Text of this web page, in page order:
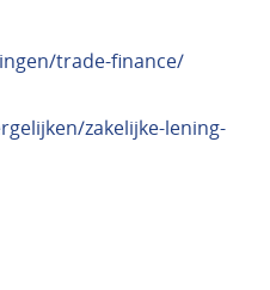
trade-finance/
zakelijke-lening-